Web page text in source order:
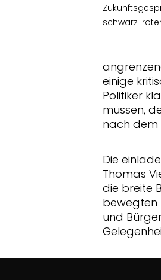
schwarz-
einige
Politiker
müssen,
nach dem
Die
Thomas
die breite
bewegten
und